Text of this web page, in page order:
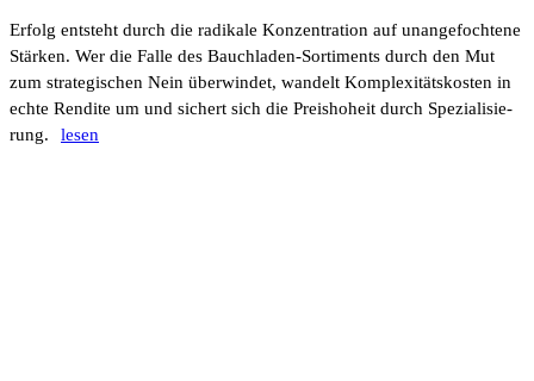
Erfolg entsteht durch die radi­kale Konzen­tra­tion auf unan­ge­foch­tene
Stärken. Wer die Falle des Bauch­laden-Sorti­ments durch den Mut
zum stra­te­gi­schen Nein über­windet, wandelt Komple­xi­täts­kosten in
echte Rendite um und sichert sich die Preis­ho­heit durch Spezia­li­sie­
rung.
lesen